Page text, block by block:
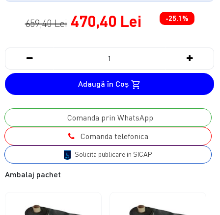
659,40 Lei 470,40 Lei -25.1%
Adaugă în Coş
Comanda prin WhatsApp
Comanda telefonica
Solicita publicare in SICAP
Ambalaj pachet